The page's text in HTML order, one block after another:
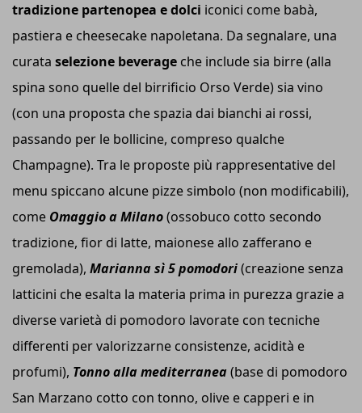
tradizione partenopea e dolci iconici come babà,
pastiera e cheesecake napoletana. Da segnalare, una
curata selezione beverage che include sia birre (alla
spina sono quelle del birrificio Orso Verde) sia vino
(con una proposta che spazia dai bianchi ai rossi,
passando per le bollicine, compreso qualche
Champagne). Tra le proposte più rappresentative del
menu spiccano alcune pizze simbolo (non modificabili),
come Omaggio a Milano(ossobuco cotto secondo
tradizione, fior di latte, maionese allo zafferano e
gremolada), Marianna sì 5 pomodori(creazione senza
latticini che esalta la materia prima in purezza grazie a
diverse varietà di pomodoro lavorate con tecniche
differenti per valorizzarne consistenze, acidità e
profumi), Tonno alla mediterranea (base di pomodoro
San Marzano cotto con tonno, olive e capperi e in